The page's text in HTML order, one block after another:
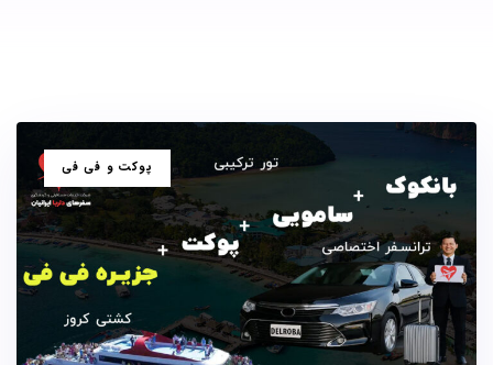
برچسب
ها
پوکت و فی فی